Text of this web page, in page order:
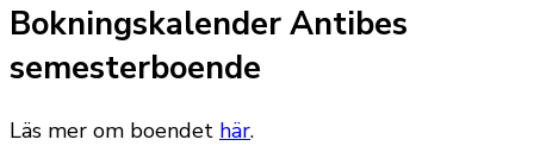
Bokningskalender Antibes
semesterboende
Läs mer om boendet här.